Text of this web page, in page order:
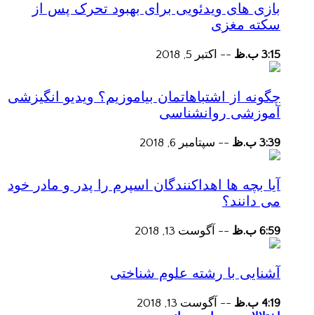
بازی های ویدئویی برای بهبود تحرک پس از
سکته مغزی
3:15 ب.ظ -- اکتبر 5, 2018
چگونه از اشتباهاتمان بیاموزیم؟ ویدیو انگیزشی
آموزشی روانشناسی
3:39 ب.ظ -- سپتامبر 6, 2018
آیا بچه ها اهداکنندگان اسپرم را پدر و مادر خود
می دانند؟
6:59 ب.ظ -- آگوست 13, 2018
آشنایی با رشته علوم شناختی
4:19 ب.ظ -- آگوست 13, 2018